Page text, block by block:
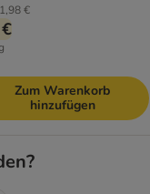
€
Zum Warenkorb
hinzufügen